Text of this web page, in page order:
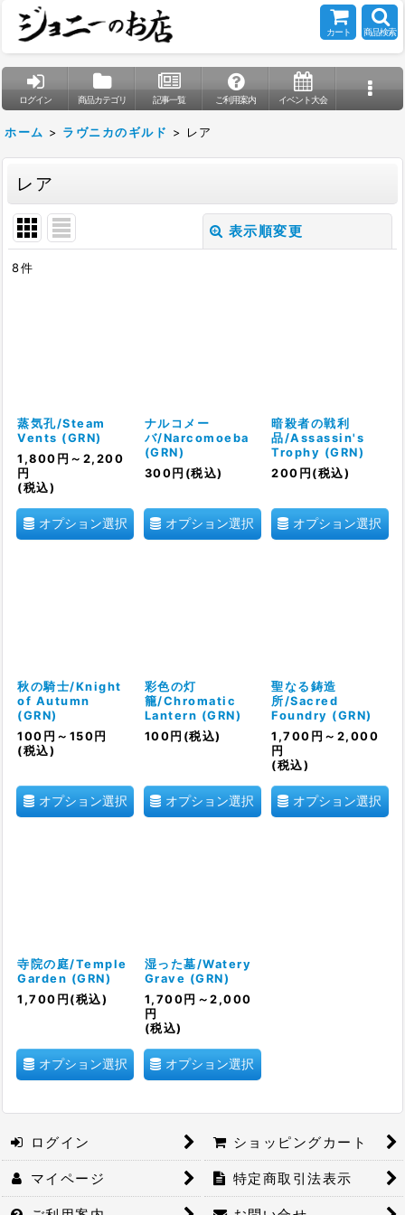
カート 商品検索
ログイン 商品カテゴリ 記事一覧 ご利用案内 イベント大会
ホーム > ラヴニカのギルド > レア
レア
表示順変更
絞り込む
8件
蒸気孔/Steam
Vents (GRN)
1,800 円 ～2,200
円
(税込)
オプション選択
ナルコメー
バ/Narcomoeba
(GRN)
300 円 (税込)
オプション選択
暗殺者の戦利
品/Assassin's
Trophy (GRN)
200 円 (税込)
オプション選択
秋の騎士/Knight
of Autumn
(GRN)
100 円 ～150 円
(税込)
オプション選択
彩色の灯
籠/Chromatic
Lantern (GRN)
100 円 (税込)
オプション選択
聖なる鋳造
所/Sacred
Foundry (GRN)
1,700 円 ～2,000
円
(税込)
オプション選択
寺院の庭/Temple
Garden (GRN)
1,700 円 (税込)
オプション選択
湿った墓/Watery
Grave (GRN)
1,700 円 ～2,000
円
(税込)
オプション選択
ログイン ショッピングカート
マイページ 特定商取引法表示